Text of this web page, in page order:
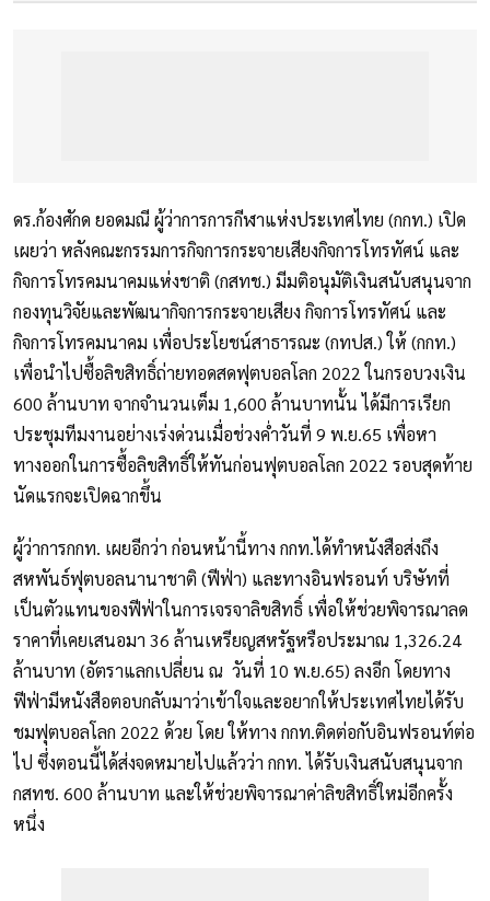
ดร.ก้องศักด ยอดมณี ผู้ว่าการการกีฬาแห่งประเทศไทย (กกท.) เปิด
เผยว่า หลังคณะกรรมการกิจการกระจายเสียงกิจการโทรทัศน์ และ
กิจการโทรคมนาคมแห่งชาติ (กสทช.) มีมติอนุมัติเงินสนับสนุนจาก
กองทุนวิจัยและพัฒนากิจการกระจายเสียง กิจการโทรทัศน์ และ
กิจการโทรคมนาคม เพื่อประโยชน์สาธารณะ (กทปส.) ให้ (กกท.)
เพื่อนำไปซื้อลิขสิทธิ์ถ่ายทอดสดฟุตบอลโลก 2022 ในกรอบวงเงิน
600 ล้านบาท จากจำนวนเต็ม 1,600 ล้านบาทนั้น ได้มีการเรียก
ประชุมทีมงานอย่างเร่งด่วนเมื่อช่วงค่ำวันที่ 9 พ.ย.65 เพื่อหา
ทางออกในการซื้อลิขสิทธิ์ให้ทันก่อนฟุตบอลโลก 2022 รอบสุดท้าย
นัดแรกจะเปิดฉากขึ้น
ผู้ว่าการกกท. เผยอีกว่า ก่อนหน้านี้ทาง กกท.ได้ทำหนังสือส่งถึง
สหพันธ์ฟุตบอลนานาชาติ (ฟีฟ่า) และทางอินฟรอนท์ บริษัทที่
เป็นตัวแทนของฟีฟ่าในการเจรจาลิขสิทธิ์ เพื่อให้ช่วยพิจารณาลด
ราคาที่เคยเสนอมา 36 ล้านเหรียญสหรัฐหรือประมาณ 1,326.24
ล้านบาท (อัตราแลกเปลี่ยน ณ วันที่ 10 พ.ย.65) ลงอีก โดยทาง
ฟีฟ่ามีหนังสือตอบกลับมาว่าเข้าใจและอยากให้ประเทศไทยได้รับ
ชมฟุตบอลโลก 2022 ด้วย โดย ให้ทาง กกท.ติดต่อกับอินฟรอนท์ต่อ
ไป ซึ่งตอนนี้ได้ส่งจดหมายไปแล้วว่า กกท. ได้รับเงินสนับสนุนจาก
กสทช. 600 ล้านบาท และให้ช่วยพิจารณาค่าลิขสิทธิ์ใหม่อีกครั้ง
หนึ่ง